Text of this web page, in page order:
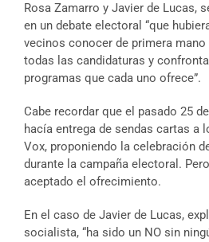
Rosa Zamarro y Javier de Lucas,
en un debate electoral “que
vecinos conocer de primera
todas las candidaturas y
programas que cada uno ofrece”.
Cabe recordar que el pasado 25
hacía entrega de sendas cartas a
Vox, proponiendo la celebración
durante la campaña electoral.
aceptado el ofrecimiento.
En el caso de Javier de Lucas,
socialista, “ha sido un NO sin